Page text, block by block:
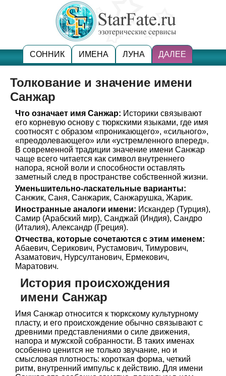
СОННИК ИМЕНА ЛУНА ДАЛЕЕ
Толкование и значение имени
Санжар
Что означает имя Санжар: Историки связывают
его корневую основу с тюркскими языками, где имя
соотносят с образом «проникающего», «сильного»,
«преодолевающего» или «устремленного вперед».
В современной традиции значение имени Санжар
чаще всего читается как символ внутреннего
напора, ясной воли и способности оставлять
заметный след в пространстве собственной жизни.
Уменьшительно-ласкательные варианты:
Санжик, Саня, Санжарик, Санжарушка, Жарик.
Иностранные аналоги имени: Искандер (Турция),
Самир (Арабский мир), Санджай (Индия), Сандро
(Италия), Александр (Греция).
Отчества, которые сочетаются с этим именем:
Абаевич, Серикович, Рустамович, Тимурович,
Азаматович, Нурсултанович, Ермекович,
Маратович.
История происхождения
имени Санжар
Имя Санжар относится к тюркскому культурному
пласту, и его происхождение обычно связывают с
древними представлениями о силе движения,
напора и мужской собранности. В таких именах
особенно ценится не только звучание, но и
смысловая плотность: короткая форма, четкий
ритм, внутренний импульс к действию. Для имени